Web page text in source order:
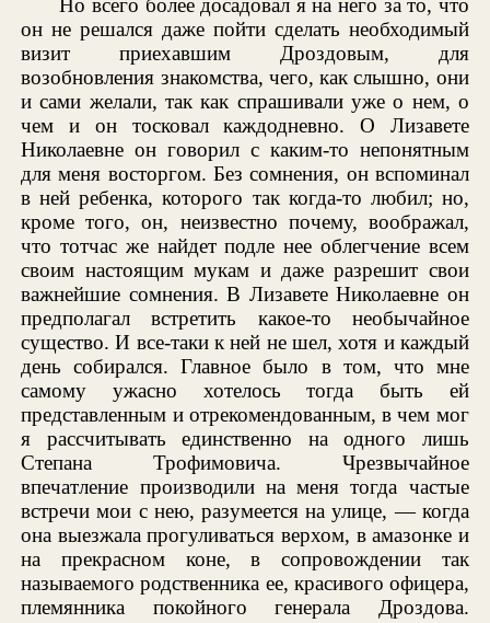
Но всего более досадовал я на него за то, что
он не решался даже пойти сделать необходимый
визит приехавшим Дроздовым, для
возобновления знакомства, чего, как слышно, они
и сами желали, так как спрашивали уже о нем, о
чем и он тосковал каждодневно. О Лизавете
Николаевне он говорил с каким-то непонятным
для меня восторгом. Без сомнения, он вспоминал
в ней ребенка, которого так когда-то любил; но,
кроме того, он, неизвестно почему, воображал,
что тотчас же найдет подле нее облегчение всем
своим настоящим мукам и даже разрешит свои
важнейшие сомнения. В Лизавете Николаевне он
предполагал встретить какое-то необычайное
существо. И все-таки к ней не шел, хотя и каждый
день собирался. Главное было в том, что мне
самому ужасно хотелось тогда быть ей
представленным и отрекомендованным, в чем мог
я рассчитывать единственно на одного лишь
Степана Трофимовича. Чрезвычайное
впечатление производили на меня тогда частые
встречи мои с нею, разумеется на улице, — когда
она выезжала прогуливаться верхом, в амазонке и
на прекрасном коне, в сопровождении так
называемого родственника ее, красивого офицера,
племянника покойного генерала Дроздова.